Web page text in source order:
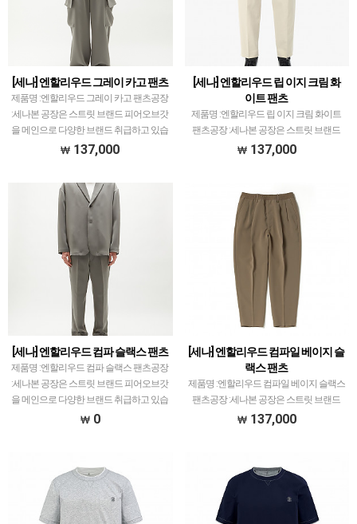
[세나] 엔할리우드 그레이 카고 팬츠
제품명 :엔할리우드 그레이 카고 팬츠공장
:세나본 공장은 스트릿 브랜드 피어오브갓
을 메인으로 다양한 브랜드 취급하고 있습
니다.제픔 퀄리티는 전체적으로 1~1.5티
137,000
[세나] 엔할리우드 립 이지 크림 화
이트 팬츠
제품명 :엔할리우드 립 이지 크림 화이트
팬츠공장 :세나본 공장은 스트릿 브랜드
피어오브갓을 메인으로 다양한 브랜드 취
와 따른 실루엣…
137,000
[세나] 엔할리우드 컴파 슬랙스 팬츠
제품명 :엔할리우드 컴파 슬랙스 팬츠공장
:세나본 공장은 스트릿 브랜드 피어오브갓
을 메인으로 다양한 브랜드 취급하고 있습
니다.제픔 퀄리티는 전체적으로 1~1.5티
0
[세나] 엔할리우드 컴파일 베이지 슬
랙스 팬츠
제품명 :엔할리우드 컴파일 베이지 슬랙스
팬츠공장 :세나본 공장은 스트릿 브랜드
피어오브갓을 메인으로 다양한 브랜드 취
137,000